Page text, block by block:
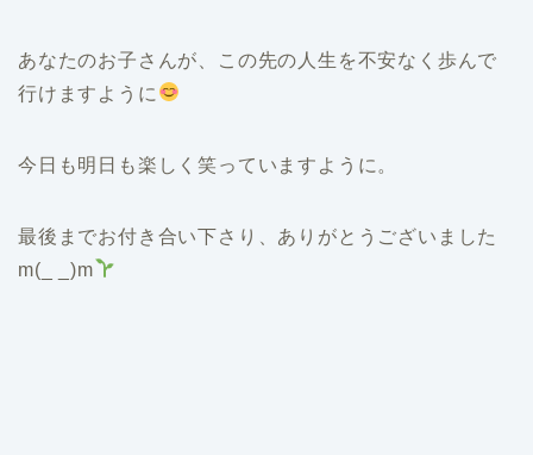
あなたのお子さんが、この先の人生を不安なく歩んで
行けますように
今日も明日も楽しく笑っていますように。
最後までお付き合い下さり、ありがとうございました
m(_ _)m